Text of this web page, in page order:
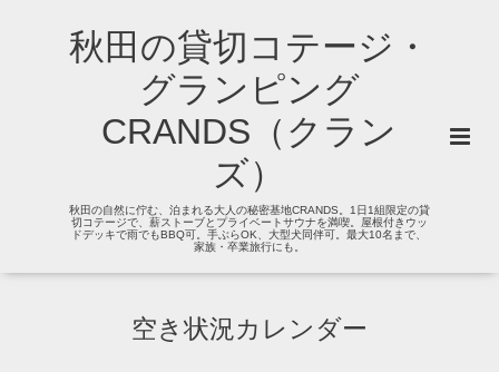
秋田の貸切コテージ・
グランピング
CRANDS（クラン
ズ）
秋田の自然に佇む、泊まれる大人の秘密基地CRANDS。1日1組限定の貸
切コテージで、薪ストーブとプライベートサウナを満喫。屋根付きウッ
ドデッキで雨でもBBQ可。手ぶらOK、大型犬同伴可。最大10名まで、
家族・卒業旅行にも。
空き状況カレンダー